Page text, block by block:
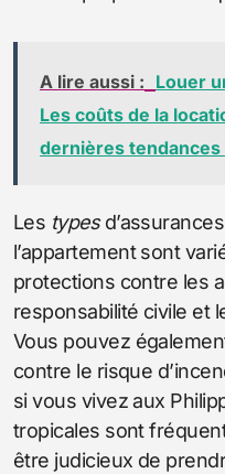
A lire aussi : Louer
Les coûts de la
dernières
Les types
l’appartement sont
protections contre les
responsabilité civile et
Vous pouvez
contre le risque
si vous vivez aux
tropicales sont
être judicieux de